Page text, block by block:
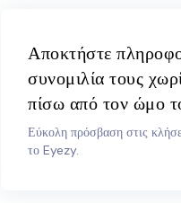
Αποκτήστε
συνομιλία τους
πίσω από τον ώμο
Εύκολη πρόσβαση στις
το Eyezy.